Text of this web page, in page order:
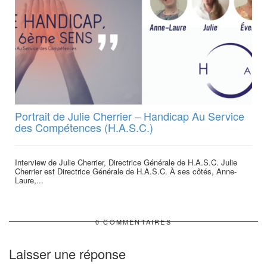
Portrait de Julie Cherrier – Handicap Au Service
des Compétences (H.A.S.C.)
Interview de Julie Cherrier, Directrice Générale de H.A.S.C. Julie
Cherrier est Directrice Générale de H.A.S.C. À ses côtés, Anne-
Laure,...
0 COMMENTAIRES
Laisser une réponse